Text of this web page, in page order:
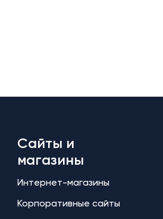
Сайты и
магазины
Интернет-магазины
Корпоративные сайты